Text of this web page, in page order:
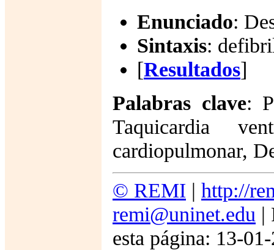
Enunciado:
Sintaxis:
[Resultados]
Palabras clave:
Taquicardia
cardiopulmonar,
© REMI | http://
remi@uninet.edu |
esta página: 13-